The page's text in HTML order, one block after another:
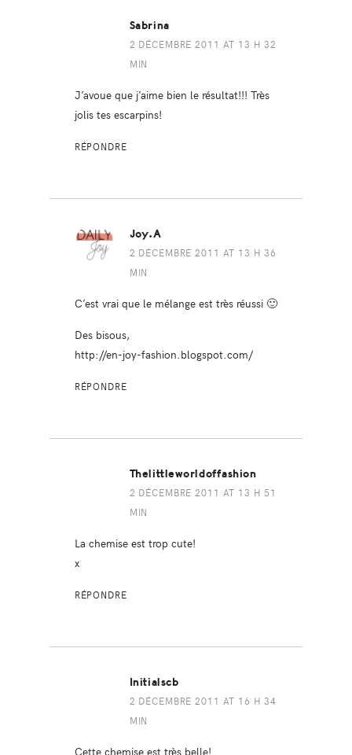
Sabrina
2 DÉCEMBRE 2011 AT 13 H 32
MIN
J’avoue que j’aime bien le résultat!!! Très
jolis tes escarpins!
RÉPONDRE
Joy.A
2 DÉCEMBRE 2011 AT 13 H 36
MIN
C’est vrai que le mélange est très réussi 🙂
Des bisous,
http://en-joy-fashion.blogspot.com/
RÉPONDRE
Thelittleworldoffashion
2 DÉCEMBRE 2011 AT 13 H 51
MIN
La chemise est trop cute!
x
RÉPONDRE
Initialscb
2 DÉCEMBRE 2011 AT 16 H 34
MIN
Cette chemise est très belle!